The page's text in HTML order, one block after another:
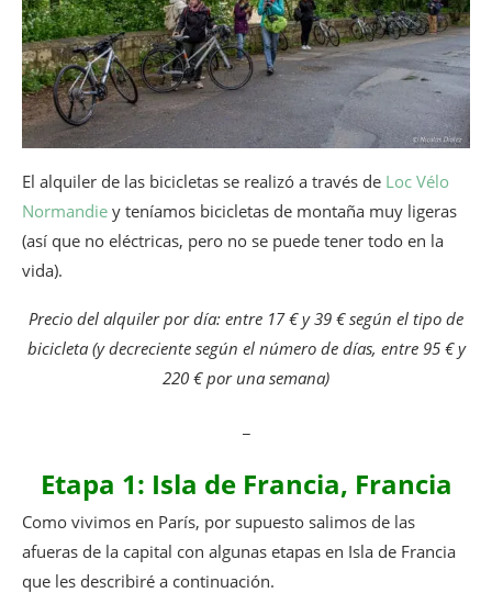
El alquiler de las bicicletas se realizó a través de Loc Vélo
Normandie y teníamos bicicletas de montaña muy ligeras
(así que no eléctricas, pero no se puede tener todo en la
vida).
Precio del alquiler por día: entre 17 € y 39 € según el tipo de
bicicleta (y decreciente según el número de días, entre 95 € y
220 € por una semana)
Etapa 1: Isla de Francia, Francia
Como vivimos en París, por supuesto salimos de las
afueras de la capital con algunas etapas en Isla de Francia
que les describiré a continuación.